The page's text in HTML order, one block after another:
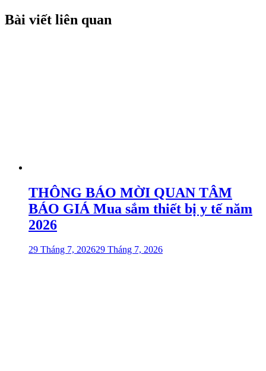
viết
Bài viết liên quan
THÔNG BÁO MỜI QUAN TÂM
BÁO GIÁ Mua sắm thiết bị y tế năm
2026
29 Tháng 7, 202629 Tháng 7, 2026